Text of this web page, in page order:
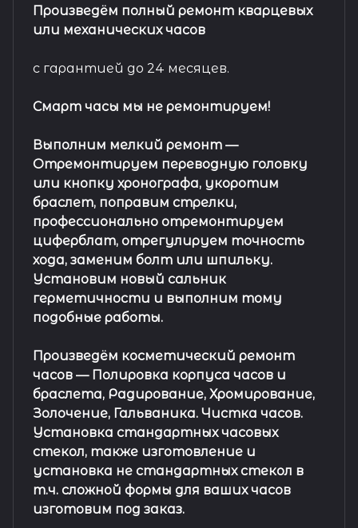
Произведём полный ремонт кварцевых
или механических часов
с гарантией до 24 месяцев.
Смарт часы мы не ремонтируем!
Выполним мелкий ремонт —
Отремонтируем переводную головку
или кнопку хронографа, укоротим
браслет, поправим стрелки,
профессионально отремонтируем
циферблат, отрегулируем точность
хода, заменим болт или шпильку.
Установим новый сальник
герметичности и выполним тому
подобные работы.
Произведём косметический ремонт
часов — Полировка корпуса часов и
браслета, Радирование, Хромирование,
Золочение, Гальваника. Чистка часов.
Установка стандартных часовых
стекол, также изготовление и
установка не стандартных стекол в
т.ч. сложной формы для ваших часов
изготовим под заказ.